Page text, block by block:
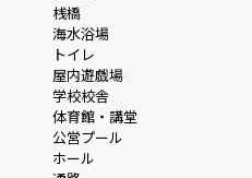
桟橋
海水浴場
トイレ
屋内遊戯場
学校校舎
体育館・講堂
公営プール
ホール